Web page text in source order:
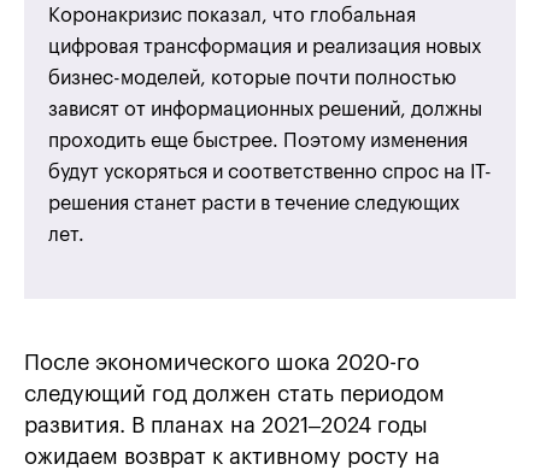
Коронакризис показал, что глобальная
цифровая трансформация и реализация новых
бизнес-моделей, которые почти полностью
зависят от информационных решений, должны
проходить еще быстрее. Поэтому изменения
будут ускоряться и соответственно спрос на ІТ-
решения станет расти в течение следующих
лет.
После экономического шока 2020-го
следующий год должен стать периодом
развития. В планах на 2021–2024 годы
ожидаем возврат к активному росту на